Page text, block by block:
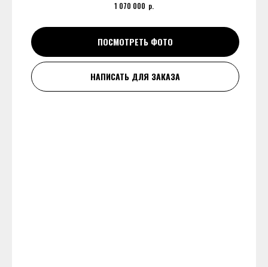
1 070 000 р.
ПОСМОТРЕТЬ ФОТО
НАПИСАТЬ ДЛЯ ЗАКАЗА